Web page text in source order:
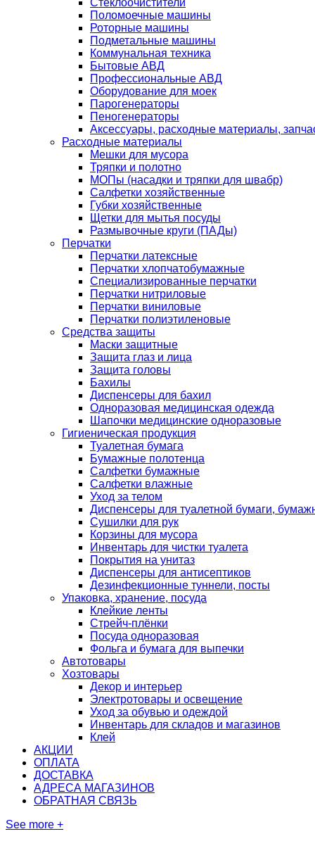
Поломоечные машины
Роторные машины
Подметальные машины
Коммунальная техника
Бытовые АВД
Профессиональные АВД
Оборудование для моек
Парогенераторы
Пеногенераторы
Аксессуары, расходные материалы,
Расходные материалы
Мешки для мусора
Тряпки и полотно
МОПы (насадки и тряпки для швабр)
Салфетки хозяйственные
Губки хозяйственные
Щетки для мытья посуды
Размывочные круги (ПАДы)
Перчатки
Перчатки латексные
Перчатки хлопчатобумажные
Специализированные перчатки
Перчатки нитриловые
Перчатки виниловые
Перчатки полиэтиленовые
Средства защиты
Маски защитные
Защита глаз и лица
Защита головы
Бахилы
Диспенсеры для бахил
Одноразовая медицинская одежда
Шапочки медицинские одноразовые
Гигиеническая продукция
Туалетная бумага
Бумажные полотенца
Салфетки бумажные
Салфетки влажные
Уход за телом
Диспенсеры для туалетной бумаги,
Сушилки для рук
Корзины для мусора
Инвентарь для чистки туалета
Покрытия на унитаз
Диспенсеры для антисептиков
Дезинфекционные туннели, посты
Упаковка, хранение, посуда
Клейкие ленты
Стрейч-плёнки
Посуда одноразовая
Фольга и бумага для выпечки
Автотовары
Хозтовары
Декор и интерьер
Электротовары и освещение
Уход за обувью и одеждой
Инвентарь для складов и магазинов
Клей
АКЦИИ
ОПЛАТА
ДОСТАВКА
АДРЕСА МАГАЗИНОВ
ОБРАТНАЯ СВЯЗЬ
See more +